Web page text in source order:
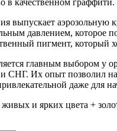
выпускает аэрозольную
давлением, которое
пигмент, который
главным выбором у
СНГ. Их опыт позволил на
даже для
и ярких цвета +